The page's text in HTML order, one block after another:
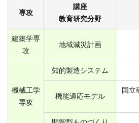
専攻
講座
教育研究分野
建築学専
攻
地域減災計画
機械工学
専攻
知的製造システム
機能適応モデル
国立